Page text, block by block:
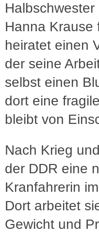
Hanna Krause
heiratet einen
der seine
selbst einen
dort eine
bleibt von
Nach Krieg
der DDR eine
Kranfahrerin
Dort arbeitet
Gewicht und